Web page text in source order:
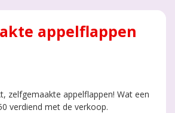
appelflappen
zelfgemaakte appelflappen! Wat een
verdiend met de verkoop.